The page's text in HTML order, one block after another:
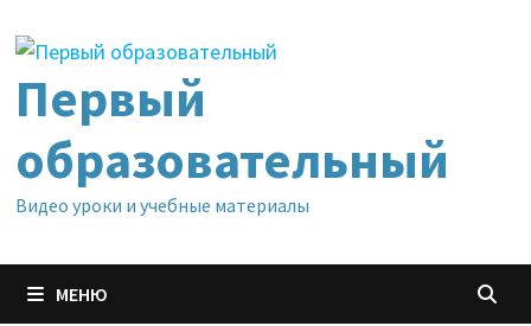
содержимому
Первый
образовательный
Видео уроки и учебные материалы
МЕНЮ